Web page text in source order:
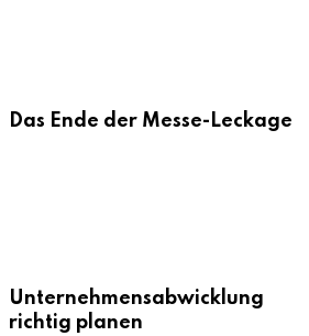
Das Ende der Messe-Leckage
Unternehmensabwicklung
richtig planen